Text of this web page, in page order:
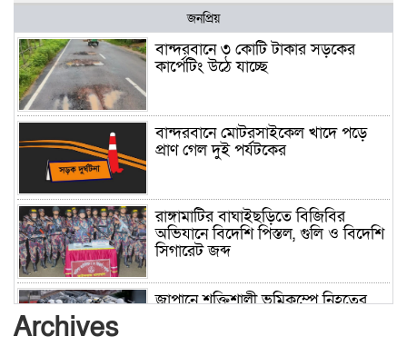
জনপ্রিয়
বান্দরবানে ৩ কোটি টাকার সড়কের
কার্পেটিং উঠে যাচ্ছে
বান্দরবানে মোটরসাইকেল খাদে পড়ে
প্রাণ গেল দুই পর্যটকের
রাঙ্গামাটির বাঘাইছড়িতে বিজিবির
অভিযানে বিদেশি পিস্তল, গুলি ও বিদেশি
সিগারেট জব্দ
জাপানে শক্তিশালী ভূমিকম্পে নিহতের
Archives